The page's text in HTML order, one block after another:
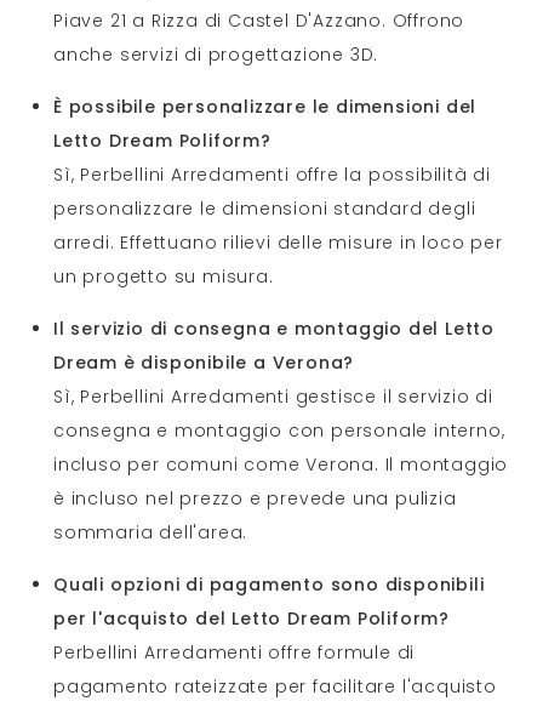
Piave 21 a Rizza di Castel D'Azzano. Offrono
anche servizi di progettazione 3D.
È possibile personalizzare le dimensioni del
Letto Dream Poliform?
Sì, Perbellini Arredamenti offre la possibilità di
personalizzare le dimensioni standard degli
arredi. Effettuano rilievi delle misure in loco per
un progetto su misura.
Il servizio di consegna e montaggio del Letto
Dream è disponibile a Verona?
Sì, Perbellini Arredamenti gestisce il servizio di
consegna e montaggio con personale interno,
incluso per comuni come Verona. Il montaggio
è incluso nel prezzo e prevede una pulizia
sommaria dell'area.
Quali opzioni di pagamento sono disponibili
per l'acquisto del Letto Dream Poliform?
Perbellini Arredamenti offre formule di
pagamento rateizzate per facilitare l'acquisto